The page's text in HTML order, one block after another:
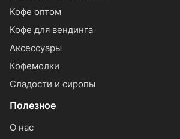
Кофе оптом
Кофе для вендинга
Аксессуары
Кофемолки
Сладости и сиропы
Полезное
О нас